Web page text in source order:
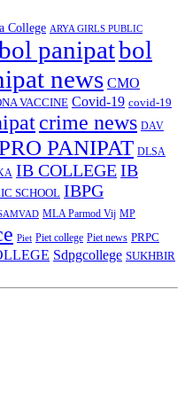
College ARYA GIRLS PUBLIC
panipatbol
news CMO
VACCINE Covid-19 covid-19
crime news DAV
PANIPAT DLSA
IB COLLEGEIB
SCHOOL IBPG
MLA Parmod Vij MP
Piet Piet college Piet news PRPC
Sdpgcollege SUKHBIR